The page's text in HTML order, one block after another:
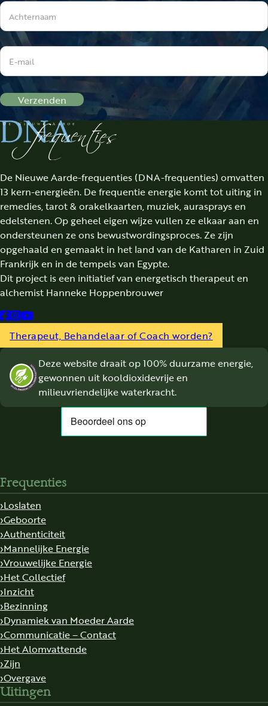
Verzenden
De Nieuwe Aarde-frequenties (DNA-frequenties) omvatten
13 kern-energieën. De frequentie energie komt tot uiting in
remedies, tarot & orakelkaarten, muziek, aurasprays en
edelstenen. Op geheel eigen wijze vullen ze elkaar aan en
ondersteunen ze ons bewustwordingsproces. Ze zijn
opgehaald en gemaakt in het land van de Katharen in Zuid
Frankrijk en in de tempels van Egypte.
Dit project is een initiatief van energetisch therapeut en
alchemist Hanneke Hoppenbrouwer
Follow us on Facebook
Follow us on Instagram
Follow us on YouTube
Therapeut, Behandelaar of Coach worden?
Deze website draait op 100% duurzame energie,
gewonnen uit kooldioxidevrije en
milieuvriendelijke waterkracht.
Frequenties
Loslaten
Geboorte
Authenticiteit
Mannelijke Energie
Vrouwelijke Energie
Het Collectief
Inzicht
Bezinning
Dynamiek van Moeder Aarde
Communicatie – Contact
Het Alomvattende
Zijn
Overgave
Uitingen